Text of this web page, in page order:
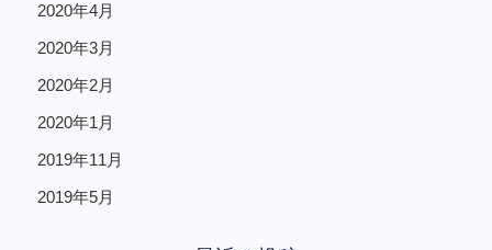
2020年4月
2020年3月
2020年2月
2020年1月
2019年11月
2019年5月